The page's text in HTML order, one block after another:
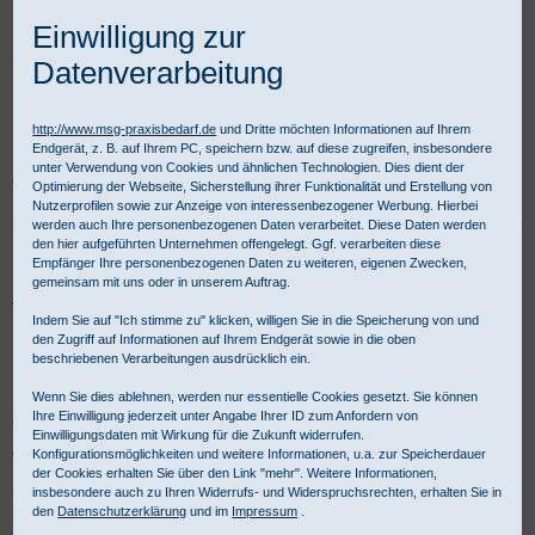
Praxisbedarf Shop Diagnostik
Stromquellen und Leuchtmittel
HEINE XHL Xenon Halogenlampen
VET Instrumente
HEINE XHL XENON Halogenlampen
für VET Instrumente
mbH ist Ihr kompetenter Partner für Produkte aus dem Bereich
'HEINE XHL XENON Halogenlampen für VET Instrumente' Für
gewerbliche Kunden ist Kauf auf Rechnung möglich.
Ersatzlampen für veterinärmedizinische Instrumente von
HEINE - Produktübersicht:
Einwilligung zur
Datenverarbeitung
http://www.msg-praxisbedarf.de und Dritte möchten Informationen auf Ihrem
Endgerät, z. B. auf Ihrem PC, speichern bzw. auf diese zugreifen, insbesondere
unter Verwendung von Cookies und ähnlichen Technologien. Dies dient der
Optimierung der Webseite, Sicherstellung ihrer Funktionalität und Erstellung von
Nutzerprofilen sowie zur Anzeige von interessenbezogener Werbung. Hierbei
werden auch Ihre personenbezogenen Daten verarbeitet. Diese Daten werden
den hier aufgeführten Unternehmen offengelegt. Ggf. verarbeiten diese
Empfänger Ihre personenbezogenen Daten zu weiteren, eigenen Zwecken,
gemeinsam mit uns oder in unserem Auftrag.
Indem Sie auf "Ich stimme zu" klicken, willigen Sie in die Speicherung von und
den Zugriff auf Informationen auf Ihrem Endgerät sowie in die oben
beschriebenen Verarbeitungen ausdrücklich ein.
Wenn Sie dies ablehnen, werden nur essentielle Cookies gesetzt. Sie können
Ihre Einwilligung jederzeit unter Angabe Ihrer ID zum Anfordern von
Einwilligungsdaten mit Wirkung für die Zukunft widerrufen.
Konfigurationsmöglichkeiten und weitere Informationen, u.a. zur Speicherdauer
der Cookies erhalten Sie über den Link "mehr". Weitere Informationen,
insbesondere auch zu Ihren Widerrufs- und Widerspruchsrechten, erhalten Sie in
den Datenschutzerklärung und im Impressum